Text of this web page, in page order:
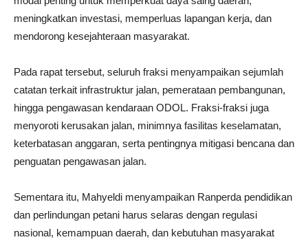
meningkatkan investasi, memperluas lapangan kerja, dan
mendorong kesejahteraan masyarakat.
Pada rapat tersebut, seluruh fraksi menyampaikan sejumlah
catatan terkait infrastruktur jalan, pemerataan pembangunan,
hingga pengawasan kendaraan ODOL. Fraksi-fraksi juga
menyoroti kerusakan jalan, minimnya fasilitas keselamatan,
keterbatasan anggaran, serta pentingnya mitigasi bencana dan
penguatan pengawasan jalan.
Sementara itu, Mahyeldi menyampaikan Ranperda pendidikan
dan perlindungan petani harus selaras dengan regulasi
nasional, kemampuan daerah, dan kebutuhan masyarakat